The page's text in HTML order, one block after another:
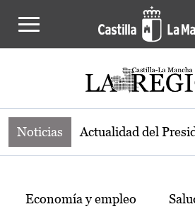
Noticias de la región
Noticias Actualidad del
Temas
Economía y empleo